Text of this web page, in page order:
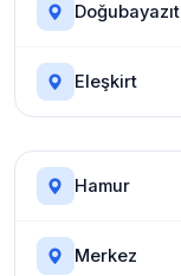
Doğubayazıt
Eleşkirt
Hamur
Merkez